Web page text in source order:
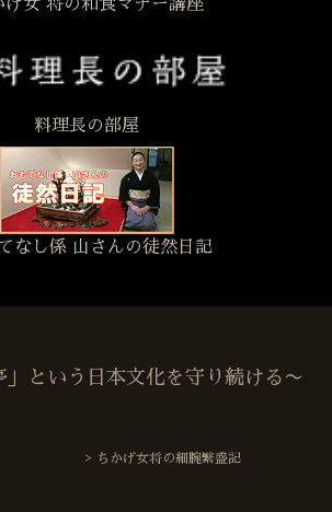
げ女 将の和食マナー講座
料理長の部屋
なし係 山さんの徒然日記
」という日本文化を守り続ける〜
ちかげ女将の細腕繁盛記